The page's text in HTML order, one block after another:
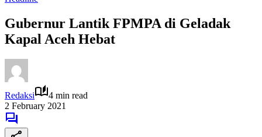
Gubernur Lantik FPMPA di Geladak
Kapal Aceh Hebat
Redaksi
4 min read
2 February 2021